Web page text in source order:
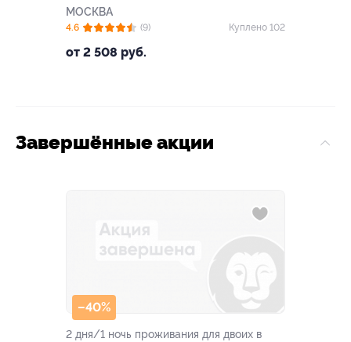
МОСКВА
от 2 508 руб.
4.6 (9) Куплено 102
Завершённые акции
–40%
2 дня/1 ночь проживания для двоих в